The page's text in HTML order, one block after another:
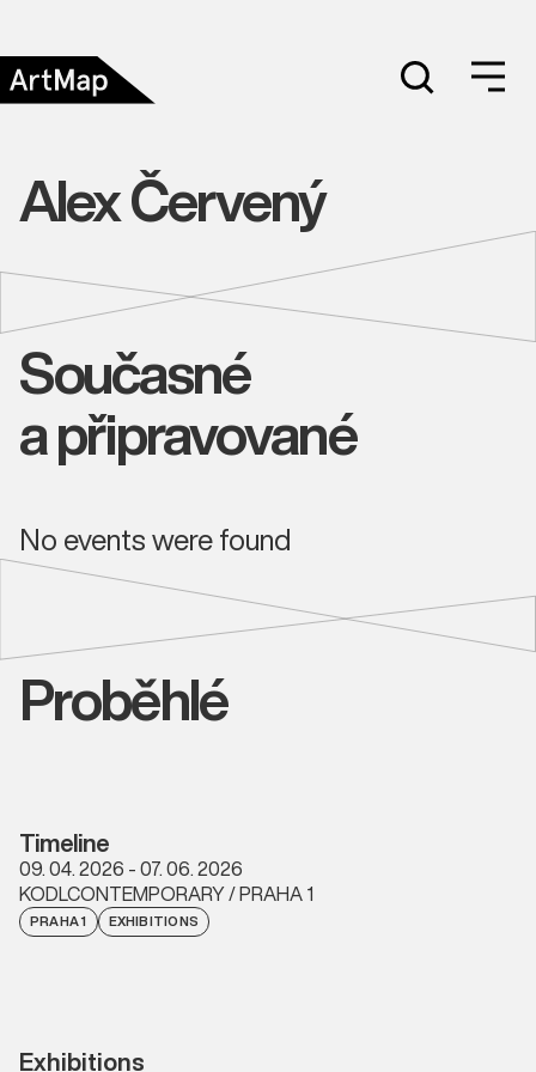
Alex Červený
Současné
a připravované
No events were found
Proběhlé
Timeline
09. 04. 2026 - 07. 06. 2026
KODLCONTEMPORARY / PRAHA 1
PRAHA 1 EXHIBITIONS
Exhibitions